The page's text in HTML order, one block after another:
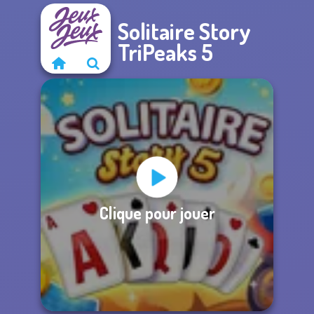
Solitaire Story
TriPeaks 5
Clique pour jouer